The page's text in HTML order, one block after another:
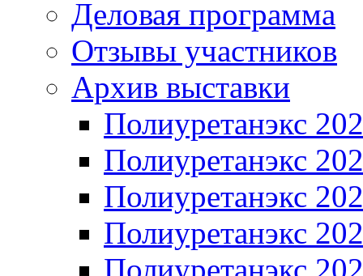
Деловая программа
Отзывы участников
Архив выставки
Полиуретанэкс
Полиуретанэкс
Полиуретанэкс
Полиуретанэкс